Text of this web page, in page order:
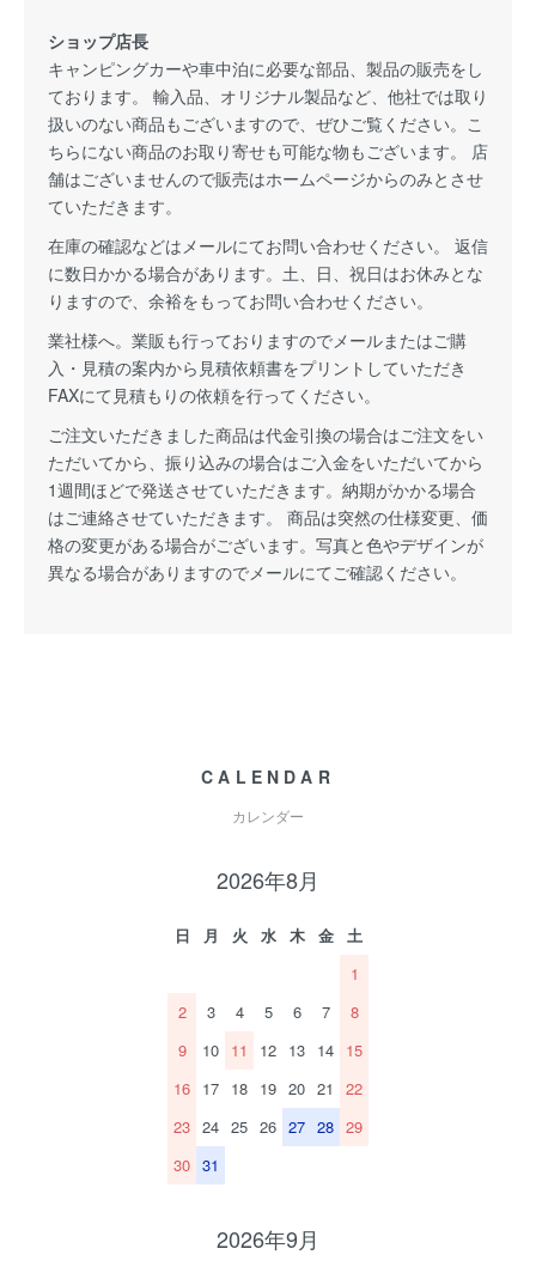
ショップ店長
キャンピングカーや車中泊に必要な部品、製品の販売をし
ております。 輸入品、オリジナル製品など、他社では取り
扱いのない商品もございますので、ぜひご覧ください。こ
ちらにない商品のお取り寄せも可能な物もございます。 店
舗はございませんので販売はホームページからのみとさせ
ていただきます。
在庫の確認などはメールにてお問い合わせください。 返信
に数日かかる場合があります。土、日、祝日はお休みとな
りますので、余裕をもってお問い合わせください。
業社様へ。業販も行っておりますのでメールまたはご購
入・見積の案内から見積依頼書をプリントしていただき
FAXにて見積もりの依頼を行ってください。
ご注文いただきました商品は代金引換の場合はご注文をい
ただいてから、振り込みの場合はご入金をいただいてから
1週間ほどで発送させていただきます。納期がかかる場合
はご連絡させていただきます。 商品は突然の仕様変更、価
格の変更がある場合がございます。写真と色やデザインが
異なる場合がありますのでメールにてご確認ください。
CALENDAR
カレンダー
2026年8月
日 月 火 水 木 金
土
1
2
3 4 5 6 7
8
9
10 11 12 13 14 15
16 17 18 19 20 21
22
23 24 25 26 27 28 29
30 31
2026年9月